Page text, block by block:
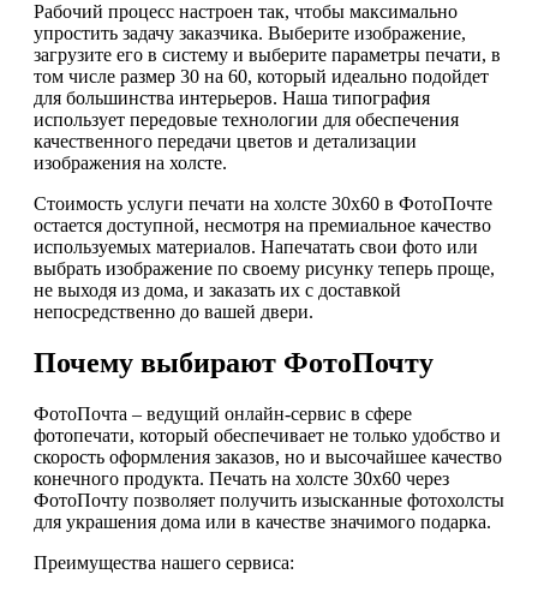
Рабочий процесс настроен так, чтобы максимально
упростить задачу заказчика. Выберите изображение,
загрузите его в систему и выберите параметры печати, в
том числе размер 30 на 60, который идеально подойдет
для большинства интерьеров. Наша типография
использует передовые технологии для обеспечения
качественного передачи цветов и детализации
изображения на холсте.
Стоимость услуги печати на холсте 30х60 в ФотоПочте
остается доступной, несмотря на премиальное качество
используемых материалов. Напечатать свои фото или
выбрать изображение по своему рисунку теперь проще,
не выходя из дома, и заказать их с доставкой
непосредственно до вашей двери.
Почему выбирают ФотоПочту
ФотоПочта – ведущий онлайн-сервис в сфере
фотопечати, который обеспечивает не только удобство и
скорость оформления заказов, но и высочайшее качество
конечного продукта. Печать на холсте 30х60 через
ФотоПочту позволяет получить изысканные фотохолсты
для украшения дома или в качестве значимого подарка.
Преимущества нашего сервиса: